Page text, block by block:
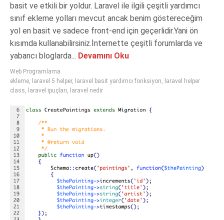
basit ve etkili bir yoldur. Laravel ile ilgili çeşitli yardımcı
sınıf ekleme yolları mevcut ancak benim göstereceğim
yol en basit ve sadece front-end için geçerlidir.Yani ön
kısımda kullanabilirsiniz.İnternette çeşitli forumlarda ve
yabancı bloglarda... Devamını Oku
Web Programlama
ekleme, laravel 5 helper, laravel basit yardımcı fonksiyon, laravel helper
class, laravel ipuçları, laravel nedir